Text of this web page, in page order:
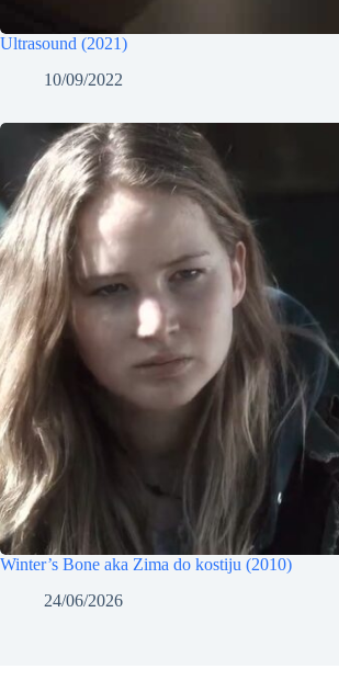
Ultrasound (2021)
10/09/2022
Winter’s Bone aka Zima do kostiju (2010)
24/06/2026